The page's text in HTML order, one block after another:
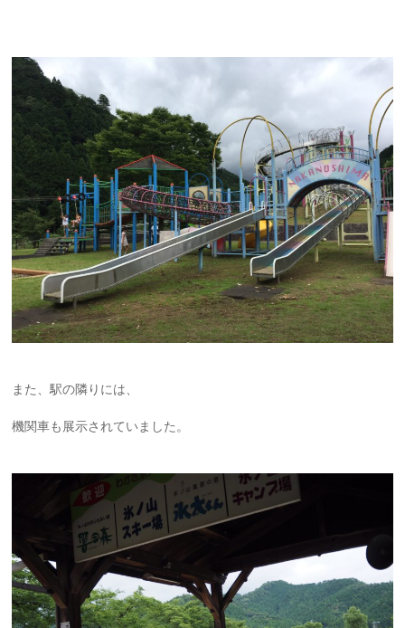
また、駅の隣りには、
機関車も展示されていました。